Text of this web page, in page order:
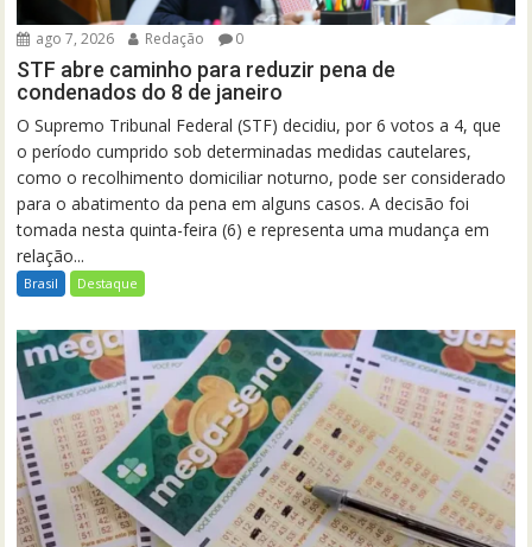
ago 7, 2026 Redação 0
STF abre caminho para reduzir pena de
condenados do 8 de janeiro
O Supremo Tribunal Federal (STF) decidiu, por 6 votos a 4, que
o período cumprido sob determinadas medidas cautelares,
como o recolhimento domiciliar noturno, pode ser considerado
para o abatimento da pena em alguns casos. A decisão foi
tomada nesta quinta-feira (6) e representa uma mudança em
relação...
Brasil Destaque